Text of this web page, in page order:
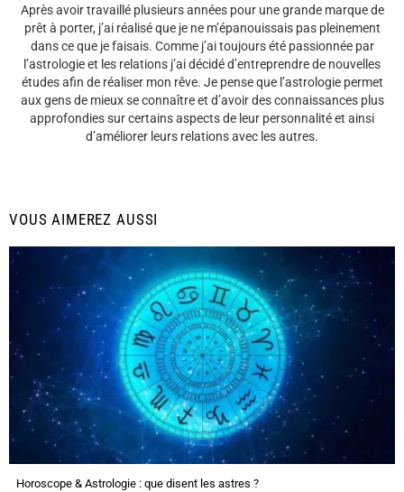
Après avoir travaillé plusieurs années pour une grande marque de
prêt à porter, j’ai réalisé que je ne m’épanouissais pas pleinement
dans ce que je faisais. Comme j’ai toujours été passionnée par
l’astrologie et les relations j’ai décidé d’entreprendre de nouvelles
études afin de réaliser mon rêve. Je pense que l’astrologie permet
aux gens de mieux se connaître et d’avoir des connaissances plus
approfondies sur certains aspects de leur personnalité et ainsi
d’améliorer leurs relations avec les autres.
VOUS AIMEREZ AUSSI
Horoscope & Astrologie : que disent les astres ?